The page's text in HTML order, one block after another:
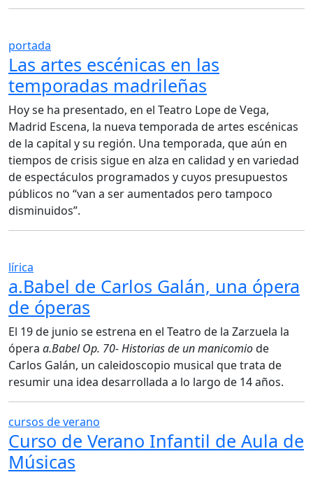
portada
Las artes escénicas en las
temporadas madrileñas
Hoy se ha presentado, en el Teatro Lope de Vega,
Madrid Escena, la nueva temporada de artes escénicas
de la capital y su región. Una temporada, que aún en
tiempos de crisis sigue en alza en calidad y en variedad
de espectáculos programados y cuyos presupuestos
públicos no “van a ser aumentados pero tampoco
disminuidos”.
lírica
a.Babel de Carlos Galán, una ópera
de óperas
El 19 de junio se estrena en el Teatro de la Zarzuela la
ópera a.Babel Op. 70- Historias de un manicomiode
Carlos Galán, un caleidoscopio musical que trata de
resumir una idea desarrollada a lo largo de 14 años.
cursos de verano
Curso de Verano Infantil de Aula de
Músicas